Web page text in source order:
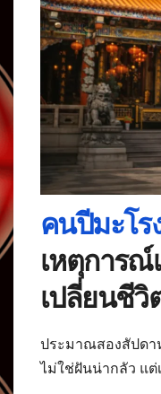
คนปีมะโร
เหตุการณ์
เปลี่ยนชีวิ
ประมาณสองสัปดา
ไม่ใช่ฝันน่ากลัว แ